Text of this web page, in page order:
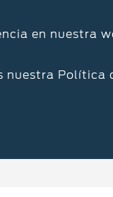
en nuestra
nuestra Política